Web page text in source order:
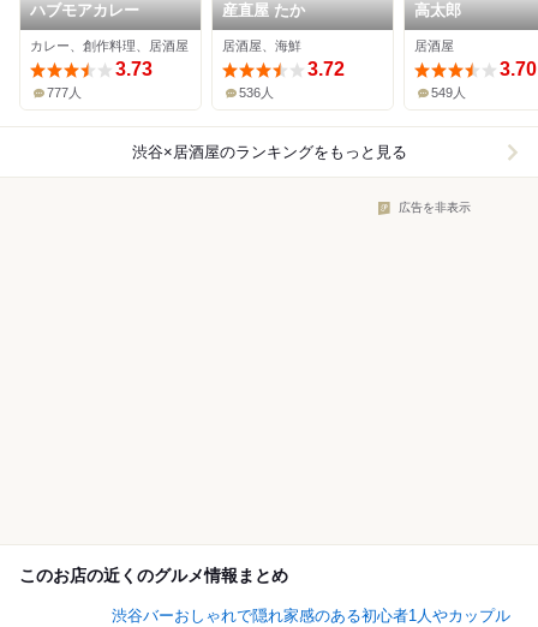
ハブモアカレー
カレー、創作料理、居酒屋
3.73
777人
産直屋 たか
居酒屋、海鮮
3.72
536人
高太郎
居酒屋
3.70
549人
渋谷×居酒屋のランキングをもっと見る
広告を非表示
このお店の近くのグルメ情報まとめ
渋谷バーおしゃれで隠れ家感のある初心者1人やカップル